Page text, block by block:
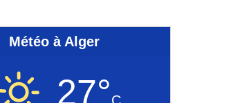
Météo à Alger
27°C